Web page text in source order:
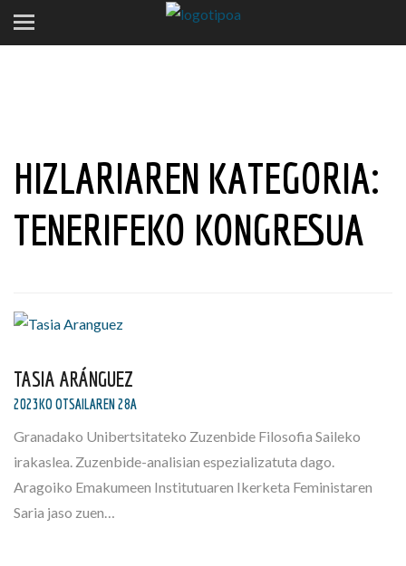
HIZLARIAREN KATEGORIA:
TENERIFEKO KONGRESUA
TASIA ARÁNGUEZ
2023KO OTSAILAREN 28A
Granadako Unibertsitateko Zuzenbide Filosofia Saileko
irakaslea. Zuzenbide-analisian espezializatuta dago.
Aragoiko Emakumeen Institutuaren Ikerketa Feministaren
Saria jaso zuen…